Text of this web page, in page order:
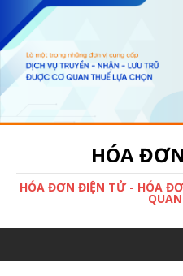
HÓA
HÓA ĐƠN ĐIỆN TỬ - HÓA